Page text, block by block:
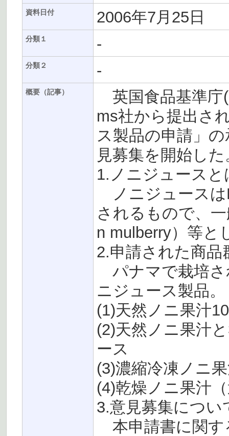
資料日付 2006年7月25日
分類１ -
分類２ -
概要（記事）
英国食品基準庁
ms社から提出さ
ス製品の申請」
見募集を開始し
1.ノニジュースと
ノニジュースは
されるもので、
n mulberry）等と
2.申請された商品
パナマで栽培さ
ニジュース製品。
(1)天然ノニ果汁
(2)天然ノニ果汁
ース
(3)濃縮冷凍ノニ
(4)乾燥ノニ果汁
3.意見募集につい
本申請書に関す